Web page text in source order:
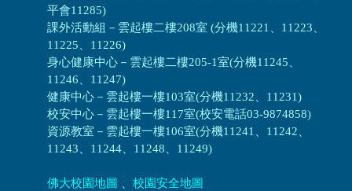
平會11285)
課外活動組 － 雲起樓二樓208室 (分機11221、11223、
11225、11226)
身心健康中心 － 雲起樓二樓205-1室(分機11245、
11246、11247)
健康中心－ 雲起樓一樓103室(分機11232、11231)
校安中心－ 雲起樓一樓117室(校安電話03-9874858)
資源教室 － 雲起樓一樓106室(分機11241、11242、
11243、11244、11248、11249)
佛大校園地圖 校園安全地圖